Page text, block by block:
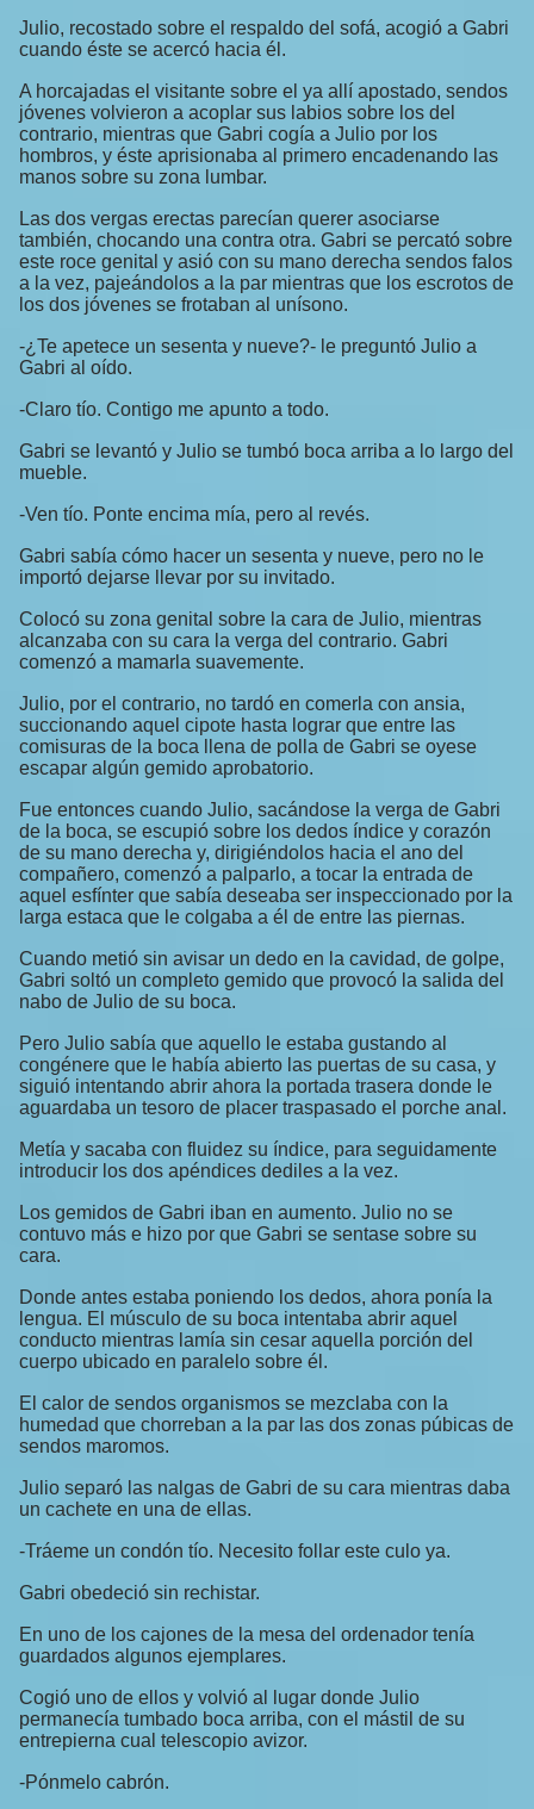
Julio, recostado sobre el respaldo del sofá, acogió a Gabri
cuando éste se acercó hacia él.
A horcajadas el visitante sobre el ya allí apostado, sendos
jóvenes volvieron a acoplar sus labios sobre los del
contrario, mientras que Gabri cogía a Julio por los
hombros, y éste aprisionaba al primero encadenando las
manos sobre su zona lumbar.
Las dos vergas erectas parecían querer asociarse
también, chocando una contra otra. Gabri se percató sobre
este roce genital y asió con su mano derecha sendos falos
a la vez, pajeándolos a la par mientras que los escrotos de
los dos jóvenes se frotaban al unísono.
-¿Te apetece un sesenta y nueve?- le preguntó Julio a
Gabri al oído.
-Claro tío. Contigo me apunto a todo.
Gabri se levantó y Julio se tumbó boca arriba a lo largo del
mueble.
-Ven tío. Ponte encima mía, pero al revés.
Gabri sabía cómo hacer un sesenta y nueve, pero no le
importó dejarse llevar por su invitado.
Colocó su zona genital sobre la cara de Julio, mientras
alcanzaba con su cara la verga del contrario. Gabri
comenzó a mamarla suavemente.
Julio, por el contrario, no tardó en comerla con ansia,
succionando aquel cipote hasta lograr que entre las
comisuras de la boca llena de polla de Gabri se oyese
escapar algún gemido aprobatorio.
Fue entonces cuando Julio, sacándose la verga de Gabri
de la boca, se escupió sobre los dedos índice y corazón
de su mano derecha y, dirigiéndolos hacia el ano del
compañero, comenzó a palparlo, a tocar la entrada de
aquel esfínter que sabía deseaba ser inspeccionado por la
larga estaca que le colgaba a él de entre las piernas.
Cuando metió sin avisar un dedo en la cavidad, de golpe,
Gabri soltó un completo gemido que provocó la salida del
nabo de Julio de su boca.
Pero Julio sabía que aquello le estaba gustando al
congénere que le había abierto las puertas de su casa, y
siguió intentando abrir ahora la portada trasera donde le
aguardaba un tesoro de placer traspasado el porche anal.
Metía y sacaba con fluidez su índice, para seguidamente
introducir los dos apéndices dediles a la vez.
Los gemidos de Gabri iban en aumento. Julio no se
contuvo más e hizo por que Gabri se sentase sobre su
cara.
Donde antes estaba poniendo los dedos, ahora ponía la
lengua. El músculo de su boca intentaba abrir aquel
conducto mientras lamía sin cesar aquella porción del
cuerpo ubicado en paralelo sobre él.
El calor de sendos organismos se mezclaba con la
humedad que chorreban a la par las dos zonas púbicas de
sendos maromos.
Julio separó las nalgas de Gabri de su cara mientras daba
un cachete en una de ellas.
-Tráeme un condón tío. Necesito follar este culo ya.
Gabri obedeció sin rechistar.
En uno de los cajones de la mesa del ordenador tenía
guardados algunos ejemplares.
Cogió uno de ellos y volvió al lugar donde Julio
permanecía tumbado boca arriba, con el mástil de su
entrepierna cual telescopio avizor.
-Pónmelo cabrón.